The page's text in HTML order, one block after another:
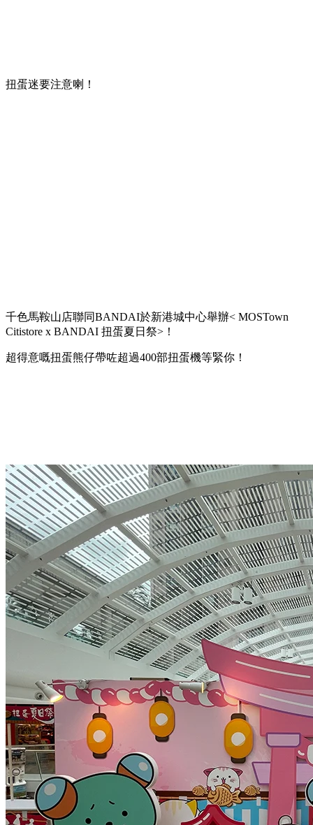
扭蛋迷要注意喇！
千色馬鞍山店聯同BANDAI於新港城中心舉辦< MOSTown
Citistore x BANDAI 扭蛋夏日祭>！
超得意嘅扭蛋熊仔帶咗超過400部扭蛋機等緊你！